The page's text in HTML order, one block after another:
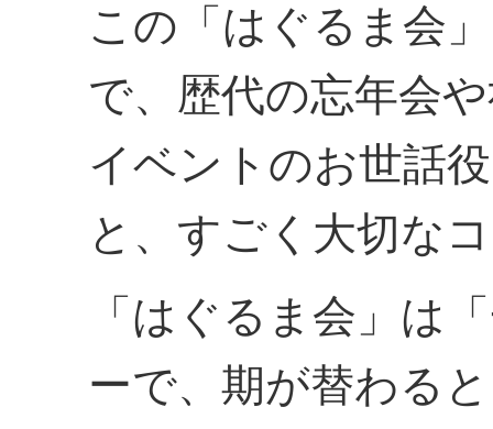
この「はぐるま会
で、歴代の忘年会
イベントのお世話
と、すごく大切な
「はぐるま会」は
ーで、期が替わる